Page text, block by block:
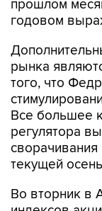
того, что
Все большее
регулятора
текущей
Во вторник в
0,4%,